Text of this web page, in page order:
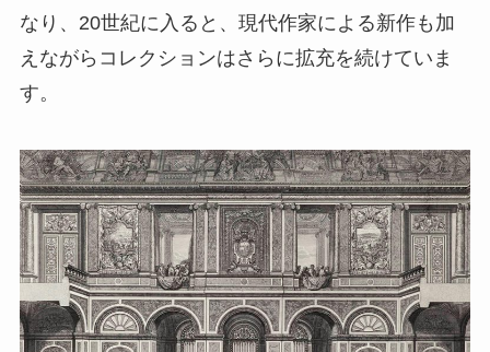
なり、20世紀に入ると、現代作家による新作も加
えながらコレクションはさらに拡充を続けていま
す。